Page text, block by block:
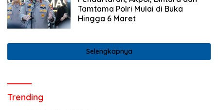
Tamtama Polri Mulai di Buka
Hingga 6 Maret
Selengkapnya
Trending